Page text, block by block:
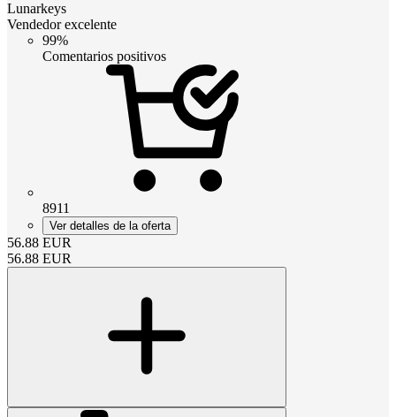
Lunarkeys
Vendedor excelente
99%
Comentarios positivos
8911
Ver detalles de la oferta
56.88 EUR
56.88 EUR